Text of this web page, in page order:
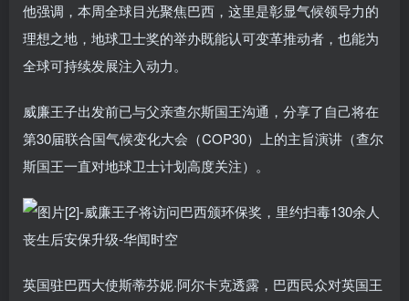
他强调，本周全球目光聚焦巴西，这里是彰显气候领导力的
理想之地，地球卫士奖的举办既能认可变革推动者，也能为
全球可持续发展注入动力。
威廉王子出发前已与父亲查尔斯国王沟通，分享了自己将在
第30届联合国气候变化大会（COP30）上的主旨演讲（查尔
斯国王一直对地球卫士计划高度关注）。
英国驻巴西大使斯蒂芬妮·阿尔卡克透露，巴西民众对英国王